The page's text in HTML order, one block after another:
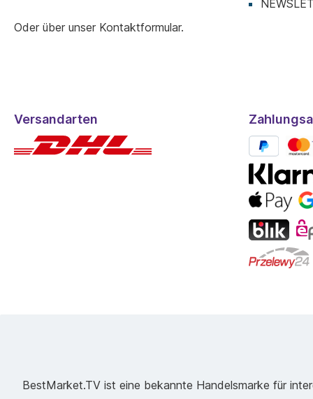
mm • Material: unedle Metalllegierung • Überzug:
Produktvorteile: • Perlen sind ein zeitloser Klassiker •
Oder über unser Kontaktformular.
Versandarten
BestMarket.TV ist eine bekannte Handelsmarke für